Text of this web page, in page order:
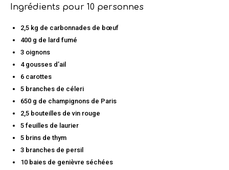
Ingrédients pour 10 personnes
2,5 kg de carbonnades de bœuf
400 g de lard fumé
3 oignons
4 gousses d’ail
6 carottes
5 branches de céleri
650 g de champignons de Paris
2,5 bouteilles de vin rouge
5 feuilles de laurier
5 brins de thym
3 branches de persil
10 baies de genièvre séchées